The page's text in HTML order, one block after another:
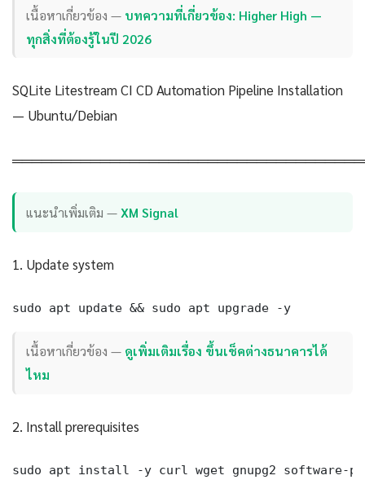
เนื้อหาเกี่ยวข้อง — บทความที่เกี่ยวข้อง: Higher High —
ทุกสิ่งที่ต้องรู้ในปี 2026
SQLite Litestream CI CD Automation Pipeline Installation
— Ubuntu/Debian
แนะนำเพิ่มเติม —XM Signal
1. Update system
sudo apt update && sudo apt upgrade -y
เนื้อหาเกี่ยวข้อง — ดูเพิ่มเติมเรื่อง ขึ้นเช็คต่างธนาคารได้
ไหม
2. Install prerequisites
sudo apt install -y curl wget gnupg2 software-